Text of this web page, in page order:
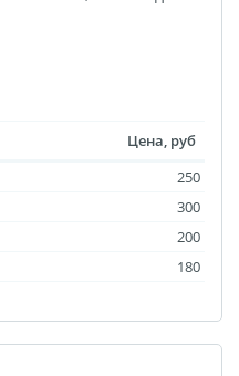
Цена, руб
250
300
200
180